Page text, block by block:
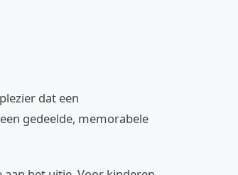
dat een
gedeelde, memorabele